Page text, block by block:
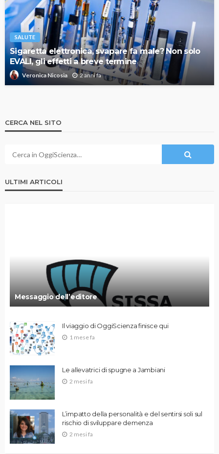
SALUTE
Sigaretta elettronica, svapare fa male? Non solo
EVALI, gli effetti a breve termine
Veronica Nicosia 2 anni fa
CERCA NEL SITO
ULTIMI ARTICOLI
Messaggio dell’editore
Il viaggio di OggiScienza finisce qui
1 mese fa
Le allevatrici di spugne a Jambiani
2 mesi fa
L’impatto della personalità e del sentirsi soli sul
rischio di sviluppare demenza
2 mesi fa